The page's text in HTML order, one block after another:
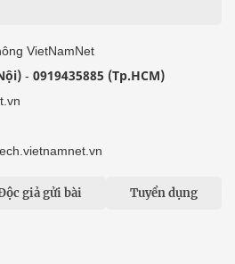
VietNamNet
- 0919435885 (Tp.HCM)
giả gửi bài Tuyển dụng